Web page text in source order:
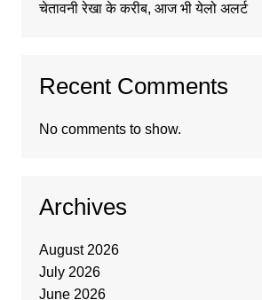
चेतावनी रेखा के करीब, आज भी येलो अलर्ट
Recent Comments
No comments to show.
Archives
August 2026
July 2026
June 2026